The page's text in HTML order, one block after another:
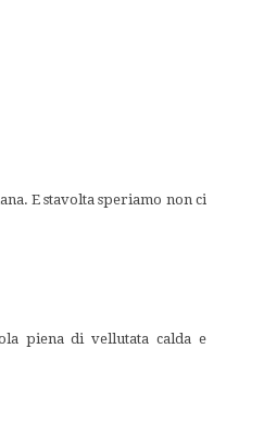
E stavolta speriamo non ci
piena di vellutata calda e